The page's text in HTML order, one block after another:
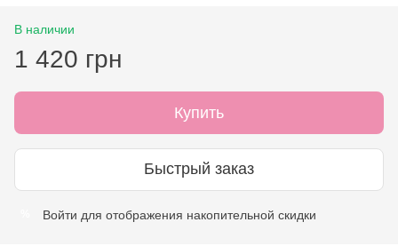
В наличии
1 420 грн
Купить
Быстрый заказ
Войти для отображения накопительной скидки